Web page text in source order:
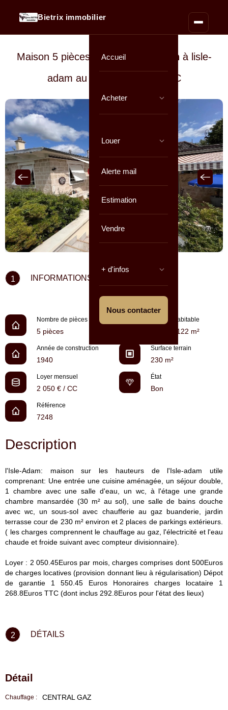
Bietrix immobilier
Accueil
Acheter
Louer
Alerte mail
Estimation
Vendre
+ d'infos
Nous contacter
Maison 5 pièces de122 m² environ à lisle-
adam au prix de
2 050 € / CC
1 INFORMATIONS CLÉS
Nombre de pièces
5 pièces
Surface habitable
environ 122 m²
Année de construction
1940
Surface terrain
230 m²
Loyer mensuel
2 050 € / CC
État
Bon
Référence
7248
Description
l'Isle-Adam: maison sur les hauteurs de l'Isle-adam utile
comprenant: Une entrée une cuisine aménagée, un séjour double,
1 chambre avec une salle d'eau, un wc, à l'étage une grande
chambre mansardée (30 m² au sol), une salle de bains douche
avec wc, un sous-sol avec chaufferie au gaz buanderie, jardin
terrasse cour de 230 m² environ et 2 places de parkings extérieurs.
( les charges comprennent le chauffage au gaz, l'électricité et l'eau
chaude et froide suivant avec compteur divisionnaire).
Loyer : 2 050.45Euros par mois, charges comprises dont 500Euros
de charges locatives (provision donnant lieu à régularisation) Dépot
de garantie 1 550.45 Euros Honoraires charges locataire 1
268.8Euros TTC (dont inclus 292.8Euros pour l'état des lieux)
2 DÉTAILS
Détail
Chauffage : CENTRAL GAZ